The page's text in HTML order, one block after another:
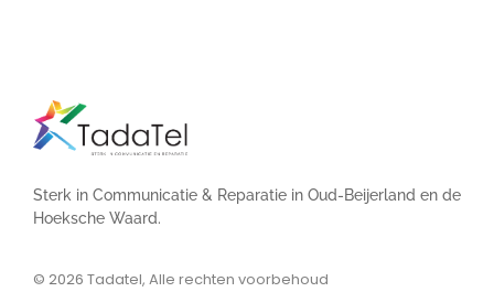
Sterk in Communicatie & Reparatie in Oud-Beijerland en de
Hoeksche Waard.
© 2026 Tadatel, Alle rechten voorbehoud